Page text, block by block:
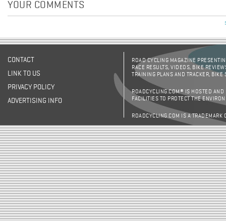
YOUR COMMENTS
CONTACT
LINK TO US
PRIVACY POLICY
ADVERTISING INFO
ROAD CYCLING MAGAZINE
RACE RESULTS, VIDEOS, BIKE
TRAINING PLANS AND TRACKER,
ROADCYCLING.COM® IS HOSTED AND
FACILITIES TO PROTECT THE
ROADCYCLING.COM IS A TRADEMARK